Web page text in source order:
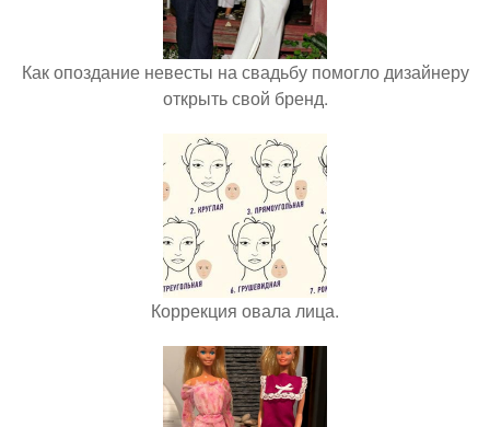
Как опоздание невесты на свадьбу помогло дизайнеру
открыть свой бренд.
Коррекция овала лица.